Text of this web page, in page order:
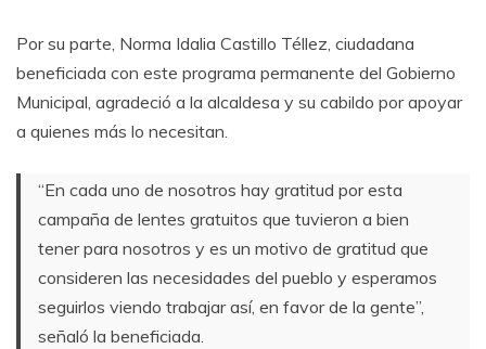
Por su parte, Norma Idalia Castillo Téllez, ciudadana
beneficiada con este programa permanente del Gobierno
Municipal, agradeció a la alcaldesa y su cabildo por apoyar
a quienes más lo necesitan.
“En cada uno de nosotros hay gratitud por esta
campaña de lentes gratuitos que tuvieron a bien
tener para nosotros y es un motivo de gratitud que
consideren las necesidades del pueblo y esperamos
seguirlos viendo trabajar así, en favor de la gente”,
señaló la beneficiada.